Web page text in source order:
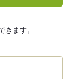
きます。